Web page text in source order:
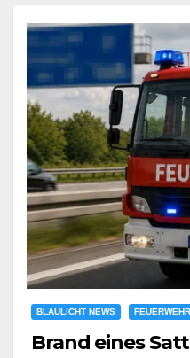
BLAULICHT NEWS FEUERWEHR
Brand eines